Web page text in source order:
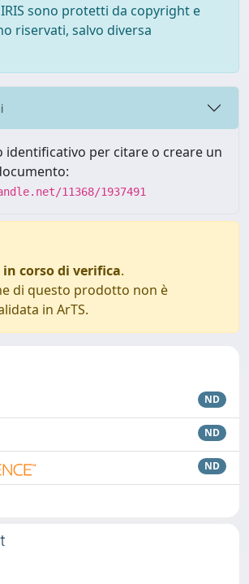
sono protetti da copyright e
riservati, salvo diversa
identificativo per citare o creare un
11368/1937491
corso di verifica.
di questo prodotto non è
in ArTS.
ND
ND
ND